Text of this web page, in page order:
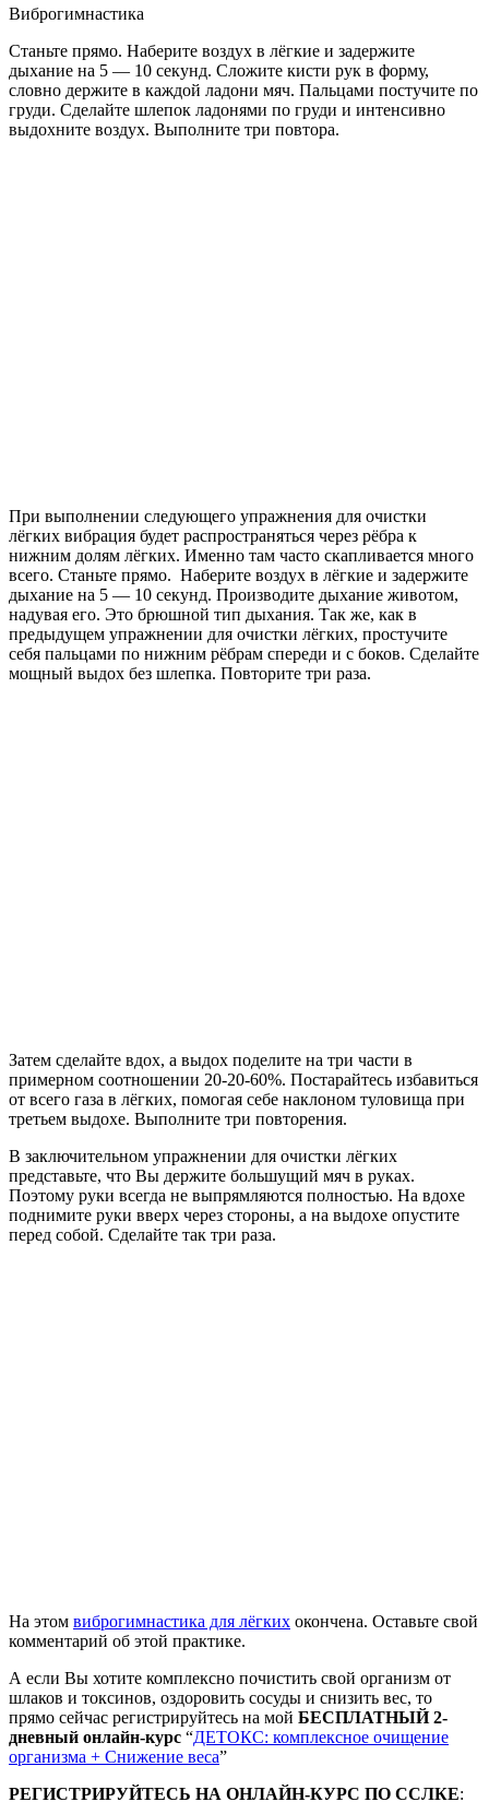
Виброгимнастика
Станьте прямо. Наберите воздух в лёгкие и задержите
дыхание на 5 — 10 секунд. Сложите кисти рук в форму,
словно держите в каждой ладони мяч. Пальцами постучите по
груди. Сделайте шлепок ладонями по груди и интенсивно
выдохните воздух. Выполните три повтора.
При выполнении следующего упражнения для очистки
лёгких вибрация будет распространяться через рёбра к
нижним долям лёгких. Именно там часто скапливается много
всего. Станьте прямо. Наберите воздух в лёгкие и задержите
дыхание на 5 — 10 секунд. Производите дыхание животом,
надувая его. Это брюшной тип дыхания. Так же, как в
предыдущем упражнении для очистки лёгких, простучите
себя пальцами по нижним рёбрам спереди и с боков. Сделайте
мощный выдох без шлепка. Повторите три раза.
Затем сделайте вдох, а выдох поделите на три части в
примерном соотношении 20-20-60%. Постарайтесь избавиться
от всего газа в лёгких, помогая себе наклоном туловища при
третьем выдохе. Выполните три повторения.
В заключительном упражнении для очистки лёгких
представьте, что Вы держите большущий мяч в руках.
Поэтому руки всегда не выпрямляются полностью. На вдохе
поднимите руки вверх через стороны, а на выдохе опустите
перед собой. Сделайте так три раза.
На этом виброгимнастика для лёгких окончена. Оставьте свой
комментарий об этой практике.
А если Вы хотите комплексно почистить свой организм от
шлаков и токсинов, оздоровить сосуды и снизить вес, то
прямо сейчас регистрируйтесь на мой БЕСПЛАТНЫЙ 2-
дневный онлайн-курс “ДЕТОКС: комплексное очищение
организма + Снижение веса”
РЕГИСТРИРУЙТЕСЬ НА ОНЛАЙН-КУРС ПО ССЛКЕ: